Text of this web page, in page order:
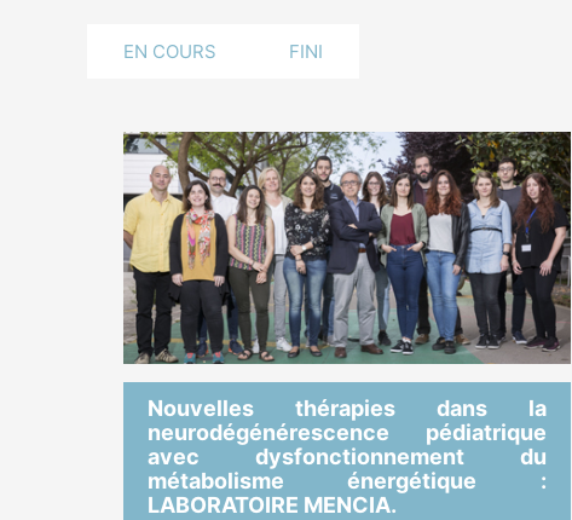
EN COURS FINI
Nouvelles thérapies dans la
neurodégénérescence pédiatrique
avec dysfonctionnement du
métabolisme énergétique :
LABORATOIRE MENCIA.